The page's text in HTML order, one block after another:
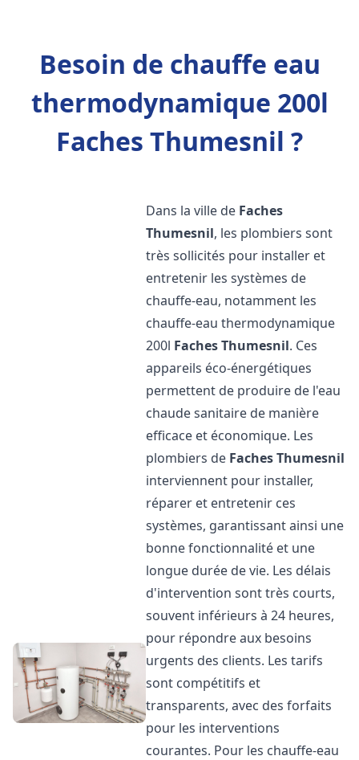
Besoin de chauffe eau
thermodynamique 200l
Faches Thumesnil ?
Dans la ville de Faches
Thumesnil, les plombiers sont
très sollicités pour installer et
entretenir les systèmes de
chauffe-eau, notamment les
chauffe-eau thermodynamique
200l Faches Thumesnil. Ces
appareils éco-énergétiques
permettent de produire de l'eau
chaude sanitaire de manière
efficace et économique. Les
plombiers de Faches Thumesnil
interviennent pour installer,
réparer et entretenir ces
systèmes, garantissant ainsi une
bonne fonctionnalité et une
longue durée de vie. Les délais
d'intervention sont très courts,
souvent inférieurs à 24 heures,
pour répondre aux besoins
urgents des clients. Les tarifs
sont compétitifs et
transparents, avec des forfaits
pour les interventions
courantes. Pour les chauffe-eau